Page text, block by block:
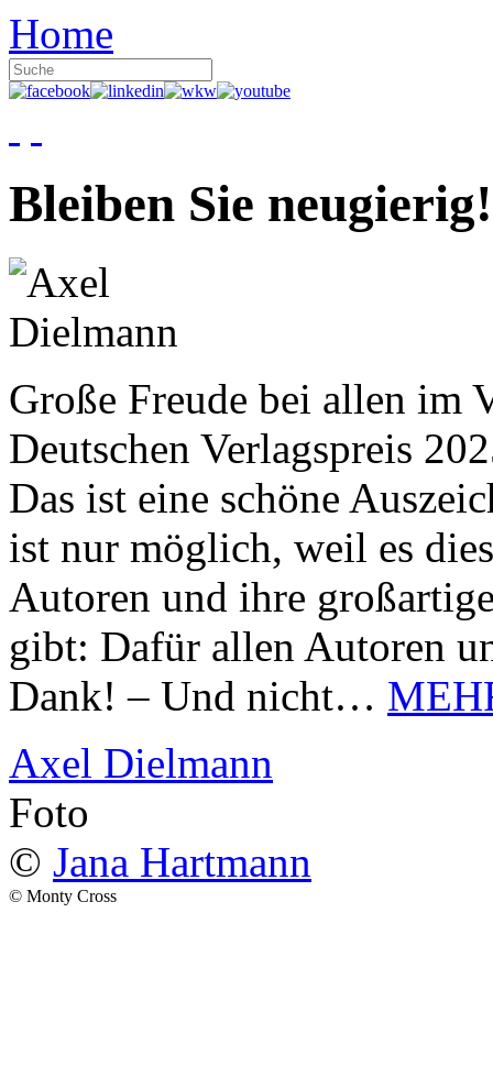
Home
Bleiben Sie neugierig!
Große Freude bei allen im
Deutschen Verlagspreis
Das ist eine schöne
ist nur möglich, weil es
Autoren und ihre
gibt: Dafür allen Autoren
Dank! – Und nicht…
Axel Dielmann
Foto
© Jana Hartmann
© Monty Cross